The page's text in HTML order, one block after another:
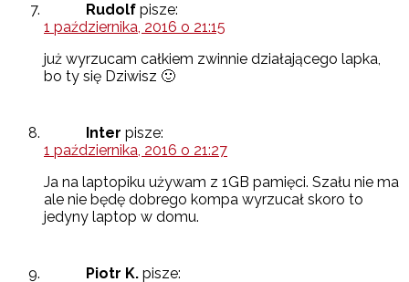
Rudolf pisze:
1 października, 2016 o 21:15
już wyrzucam całkiem zwinnie działającego lapka,
bo ty się Dziwisz 🙂
Inter pisze:
1 października, 2016 o 21:27
Ja na laptopiku używam z 1GB pamięci. Szału nie ma
ale nie będę dobrego kompa wyrzucał skoro to
jedyny laptop w domu.
Piotr K. pisze: